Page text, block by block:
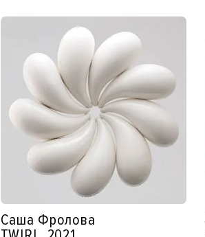
Саша Фролова